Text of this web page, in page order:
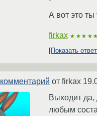
А вот это ты
firkax ★★★★★
Показать ответ
комментарий от firkax
Выходит да,
любым